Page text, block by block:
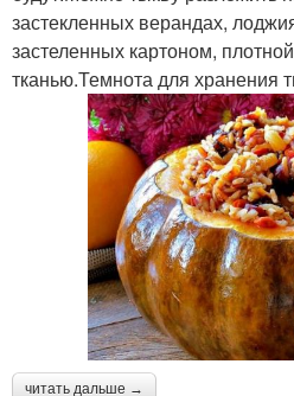
застекленных верандах,
застеленных картоном,
тканью.Темнота для хранения
читать дальше →